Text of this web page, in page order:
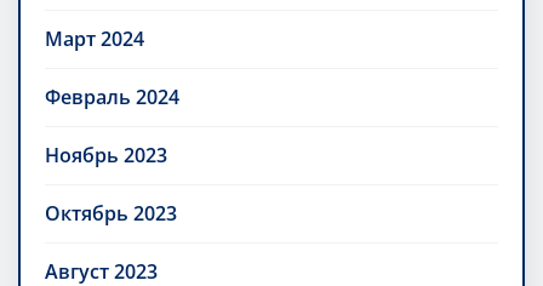
Март 2024
Февраль 2024
Ноябрь 2023
Октябрь 2023
Август 2023